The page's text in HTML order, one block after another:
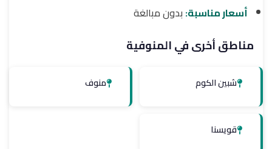
أسعار مناسبة: بدون مبالغة
مناطق أخرى في المنوفية
شبين الكوم منوف
قويسنا